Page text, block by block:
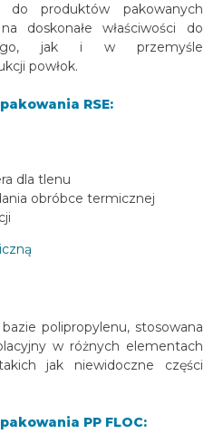
do produktów pakowanych
doskonałe właściwości do
jak i w przemyśle
powłok.
RSE:
dla tlenu
obróbce termicznej
polipropylenu, stosowana
w różnych elementach
jak niewidoczne części
PP FLOC: